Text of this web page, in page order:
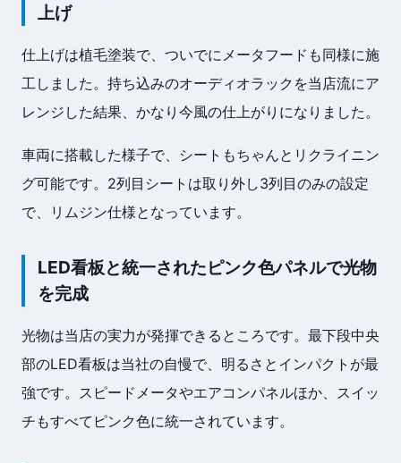
上げ
仕上げは植毛塗装で、ついでにメータフードも同様に施
工しました。持ち込みのオーディオラックを当店流にア
レンジした結果、かなり今風の仕上がりになりました。
車両に搭載した様子で、シートもちゃんとリクライニン
グ可能です。2列目シートは取り外し3列目のみの設定
で、リムジン仕様となっています。
LED看板と統一されたピンク色パネルで光物
を完成
光物は当店の実力が発揮できるところです。最下段中央
部のLED看板は当社の自慢で、明るさとインパクトが最
強です。スピードメータやエアコンパネルほか、スイッ
チもすべてピンク色に統一されています。